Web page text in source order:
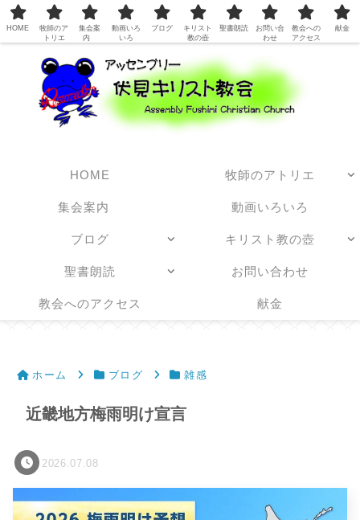
日本アッセンブリーズ・オブ・ゴッド教団
HOME 牧師のアトリエ
集会案内 動画いろいろ
ブログ キリスト教の壺
聖書朗読 お問い合わせ
教会へのアクセス 献金
ホーム ブログ 雑感
近畿地方梅雨明け宣言
2026.07.08
HOME
牧師のア
トリエ
集会案
内
動画いろ
いろ
ブログ
キリスト
教の壺
聖書朗読
お問い合
わせ
教会への
アクセス
献金